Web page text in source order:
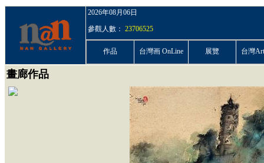
2026年08月06日
參觀人數： 23706525
作品 台灣画 OnLine 展覽 台灣
畫廊作品